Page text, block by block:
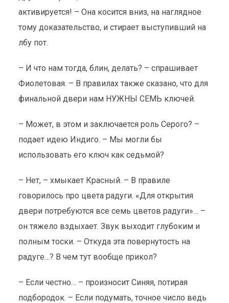
активируется! – Она косится вниз, на наглядное
тому доказательство, и стирает выступивший на
лбу пот.
– И что нам тогда, блин, делать? – спрашивает
Фиолетовая. – В правилах также сказано, что для
финальной двери нам НУЖНЫ СЕМЬ ключей.
– Может, в этом и заключается роль Серого? –
подает идею Индиго. – Мы могли бы
использовать его ключ как седьмой?
– Нет, – хмыкает Красный. – В правиле
говорилось про цвета радуги. «Для открытия
двери потребуются все семь цветов радуги»… –
он тяжело вздыхает. Звук выходит глубоким и
полным тоски. – Откуда эта повернутость на
радуге…? В чем тут вообще прикол?
– Если честно… – произносит Синяя, потирая
подбородок. – Если подумать, точное число ведь